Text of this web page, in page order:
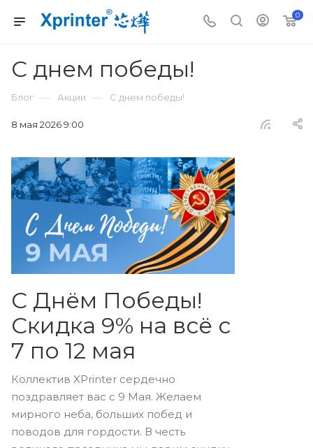
0
С днем победы!
Блог — Акции — С днем победы!
8 мая 2026 9:00
С Днём Победы!
Скидка 9% на всё с
7 по 12 мая
Коллектив XPrinter сердечно
поздравляет вас с 9 Мая. Желаем
мирного неба, больших побед и
поводов для гордости. В честь